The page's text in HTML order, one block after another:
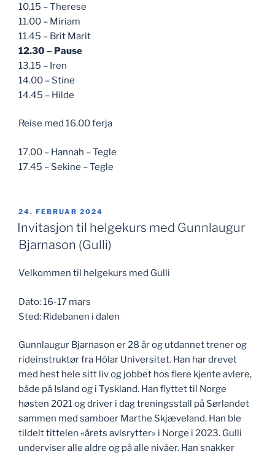
10.15 – Therese
11.00 – Miriam
11.45 – Brit Marit
12.30 – Pause
13.15 – Iren
14.00 – Stine
14.45 – Hilde
Reise med 16.00 ferja
17.00 – Hannah – Tegle
17.45 – Sekine – Tegle
PUBLISERT
24. FEBRUAR 2024
Invitasjon til helgekurs med Gunnlaugur
Bjarnason (Gulli)
Velkommen til helgekurs med Gulli
Dato: 16-17 mars
Sted: Ridebanen i dalen
Gunnlaugur Bjarnason er 28 år og utdannet trener og
rideinstruktør fra Hólar Universitet. Han har drevet
med hest hele sitt liv og jobbet hos flere kjente avlere,
både på Island og i Tyskland. Han flyttet til Norge
høsten 2021 og driver i dag treningsstall på Sørlandet
sammen med samboer Marthe Skjæveland. Han ble
tildelt tittelen «årets avlsrytter» i Norge i 2023. Gulli
underviser alle aldre og på alle nivåer. Han snakker